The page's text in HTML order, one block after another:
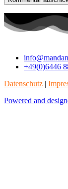
+49(0)6446
Datenschutz |
Powered and